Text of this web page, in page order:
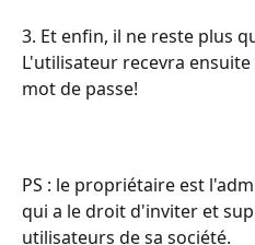
3. Et enfin, il ne reste plus
L'utilisateur recevra
mot de passe!
PS : le propriétaire est
qui a le droit d'inviter et
utilisateurs de sa société.